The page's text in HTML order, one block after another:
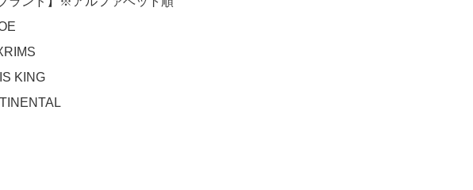
KING